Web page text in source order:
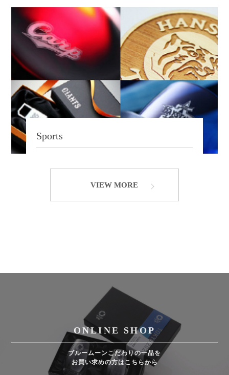
Sports
VIEW MORE
ONLINE SHOP
ブルームーンこだわりの一品を
お買い求めの方はこちらから